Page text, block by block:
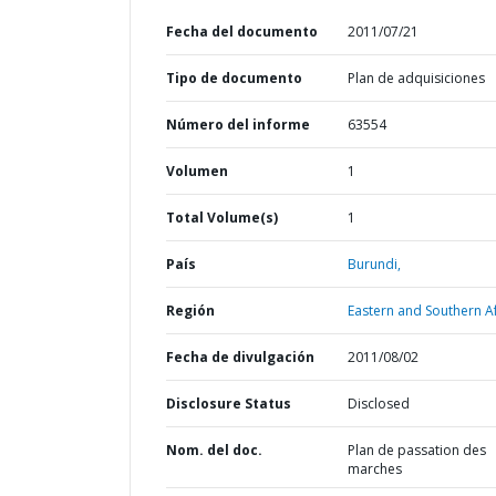
Fecha del documento 2011/07/21
Tipo de documento Plan de adquisiciones
Número del informe 63554
Volumen 1
Total Volume(s) 1
País Burundi,
Región Eastern and Southern
Fecha de divulgación 2011/08/02
Disclosure Status Disclosed
Nom. del doc.
Plan de passation des
marches